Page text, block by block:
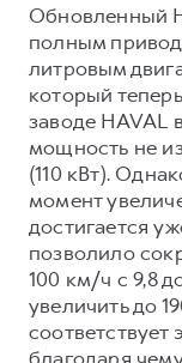
Обновленный
полным
литровым
который
заводе HAVAL
мощность не
(110 кВт).
момент
достигается
позволило
100 км/ч с 9,8
увеличить до
соответствует